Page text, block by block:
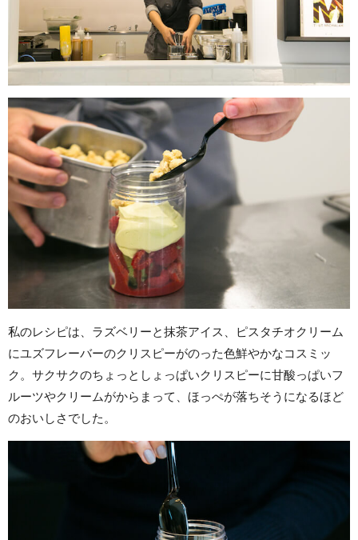
私のレシピは、ラズベリーと抹茶アイス、ピスタチオクリーム
にユズフレーバーのクリスピーがのった色鮮やかなコスミッ
ク。サクサクのちょっとしょっぱいクリスピーに甘酸っぱいフ
ルーツやクリームがからまって、ほっぺが落ちそうになるほど
のおいしさでした。